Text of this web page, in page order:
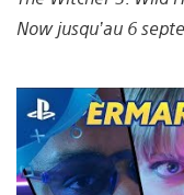
Now jusqu’au 6